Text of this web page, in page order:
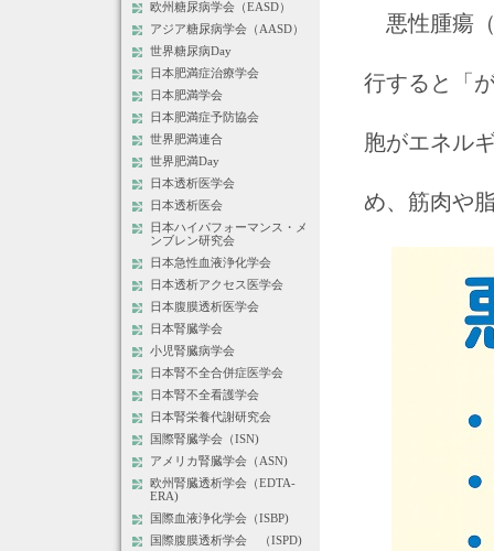
欧州糖尿病学会（EASD）
アジア糖尿病学会（AASD）
世界糖尿病Day
日本肥満症治療学会
日本肥満学会
日本肥満症予防協会
世界肥満連合
世界肥満Day
日本透析医学会
日本透析医会
日本ハイパフォーマンス・メ
ンブレン研究会
日本急性血液浄化学会
日本透析アクセス医学会
日本腹膜透析医学会
日本腎臓学会
小児腎臓病学会
日本腎不全合併症医学会
日本腎不全看護学会
日本腎栄養代謝研究会
国際腎臓学会（ISN)
アメリカ腎臓学会（ASN)
欧州腎臓透析学会（EDTA-
ERA)
国際血液浄化学会（ISBP)
国際腹膜透析学会 （ISPD)
悪性腫瘍
行すると「
胞がエネル
め、筋肉や